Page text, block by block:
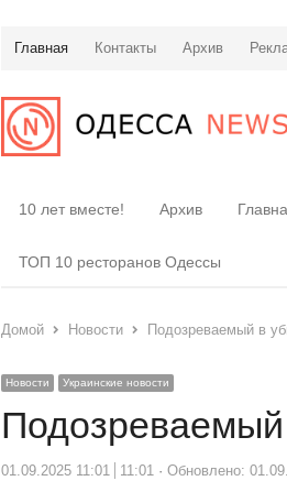
Главная Контакты Архив
10 лет вместе! Архив
ТОП 10 ресторанов Одессы
Домой Новости Подозреваемый в
Новости Украинские новости
01.09.2025 11:01 11:01 Обновлено: